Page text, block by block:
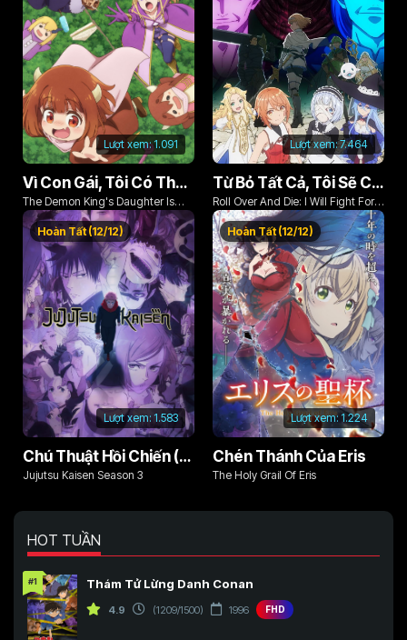
Lượt xem:1.091
Vì Con Gái, Tôi Có Thể Đánh Bại Cả Ma Vương
The Demon King's Daughter Is
Too Kind!!
Lượt xem:7.464
Từ Bỏ Tất Cả, Tôi Sẽ Chiến Đấu Cho Một Cuộc Sống Bình Thường Với Tình Yêu Của Đời Mình Và Chiếc Thanh Kiếm Bị Nguyền Rủa!
Roll Over And Die: I Will Fight For
An Ordinary Life With My Love And
Cursed Sword!
Lượt xem: 1.583
Hoàn Tất (12/12)
Chú Thuật Hồi Chiến (Phần 3)
Jujutsu Kaisen Season 3
Lượt xem: 1.224
Hoàn Tất (12/12)
Chén Thánh Của Eris
The Holy Grail Of Eris
HOT TUẦN
#1 Thám Tử Lừng Danh Conan
4.9 (1209/1500) 1996 FHD